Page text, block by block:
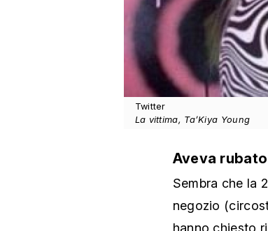
Twitter
La vittima, Ta’Kiya Young
Aveva
Sembra che la
negozio
hanno chiesto